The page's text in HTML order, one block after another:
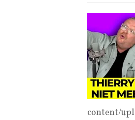
content/